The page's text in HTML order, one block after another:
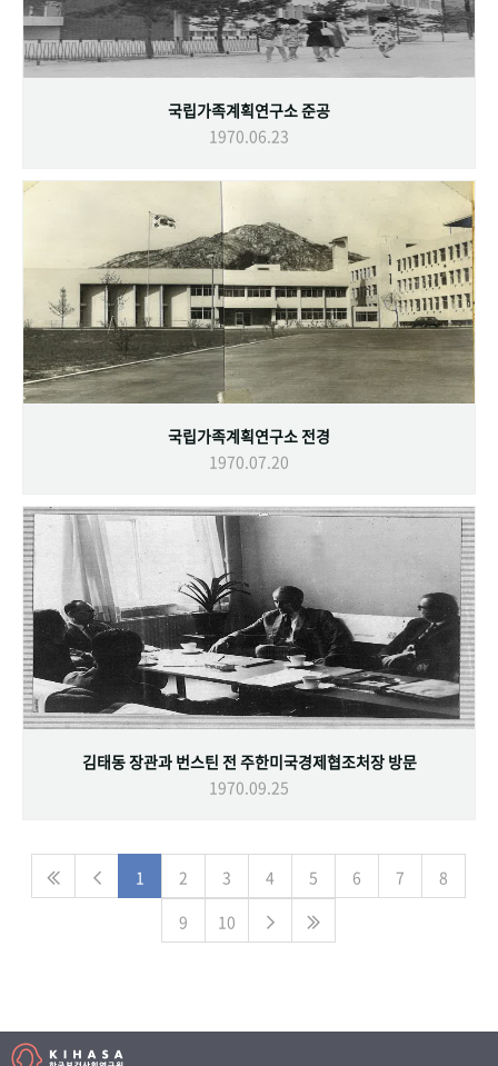
국립가족계획연구소 준공
1970.06.23
국립가족계획연구소 전경
1970.07.20
김태동 장관과 번스틴 전 주한미국경제협조처장 방문
1970.09.25
1 2 3 4 5 6 7
8
9
10